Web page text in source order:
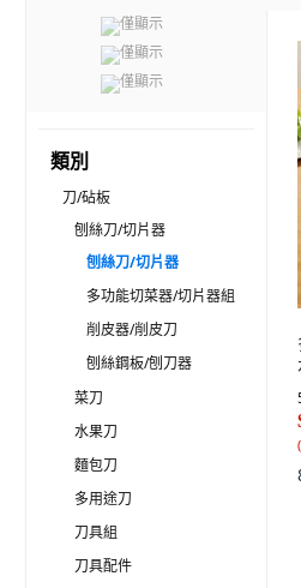
僅顯示
僅顯示
僅顯示
類別
刀/砧板
刨絲刀/切片器
刨絲刀/切片器
多功能切菜器/切片器組
削皮器/削皮刀
刨絲鋼板/刨刀器
菜刀
水果刀
麵包刀
多用途刀
刀具組
刀具配件
(